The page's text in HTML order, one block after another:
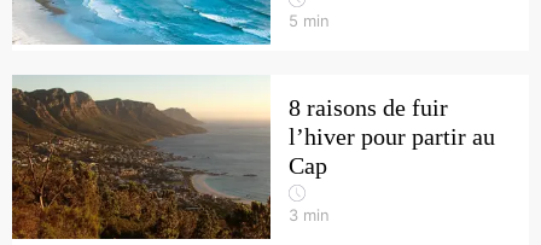
5 min
8 raisons de fuir
l’hiver pour partir au
Cap
3 min